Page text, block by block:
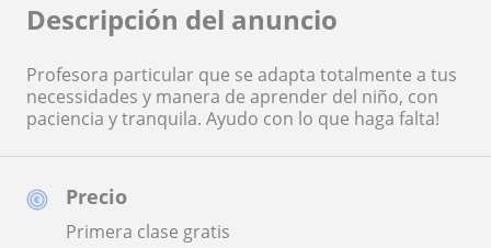
Precio
Primera clase gratis
Descripción del anuncio
Profesora particular que se adapta totalmente a tus
necessidades y manera de aprender del niño, con
paciencia y tranquila. Ayudo con lo que haga falta!